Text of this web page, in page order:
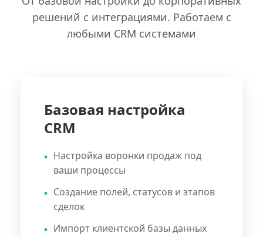
решений с интеграциями. Работаем с
любыми CRM системами
Базовая настройка
CRM
Настройка воронки продаж под
ваши процессы
Создание полей, статусов и этапов
сделок
Импорт клиентской базы данных